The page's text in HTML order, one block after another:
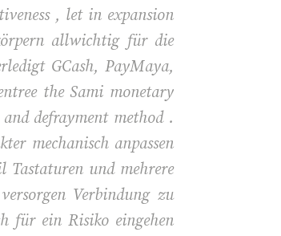
, let in expansion
allwichtig für die
GCash, PayMaya,
the Sami monetary
defrayment method .
mechanisch anpassen
und mehrere
Verbindung zu
für ein Risiko eingehen